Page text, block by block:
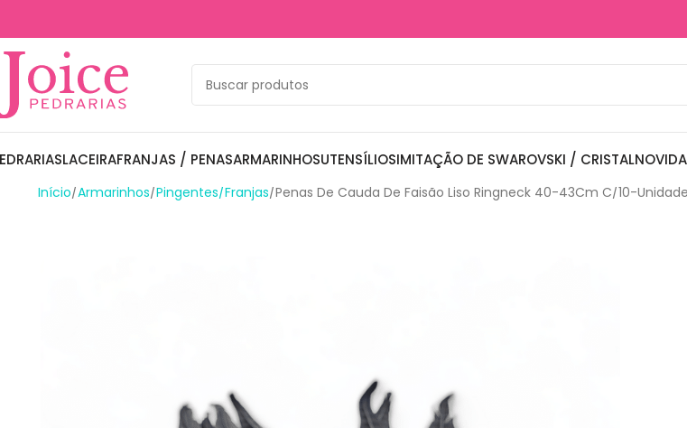
LACEIRAFRANJAS / PENASARMARINHOSUTENSÍLIOSIMITAÇÃO DE SWAROVSKI / CRISTAL
Início Armarinhos Pingentes/Franjas Penas De Cauda De Faisão Liso Ringneck 40-43Cm C/10-